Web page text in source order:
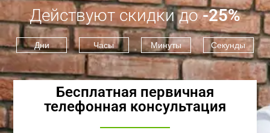
Действуют скидки до -25%
Дни Часы Минуты Секунды
Бесплатная первичная
телефонная консультация